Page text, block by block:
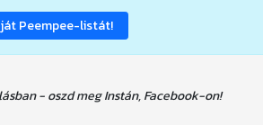
Peempee-listát!
- oszd meg Instán, Facebook-on!